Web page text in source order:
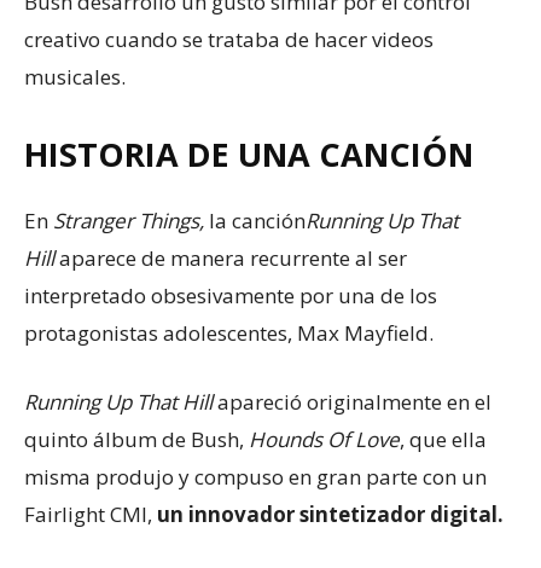
creativo cuando se trataba de hacer videos
musicales.
HISTORIA DE UNA CANCIÓN
En Stranger Things, la canciónRunning Up That
Hillaparece de manera recurrente al ser
interpretado obsesivamente por una de los
protagonistas adolescentes, Max Mayfield.
Running Up That Hillapareció originalmente en el
quinto álbum de Bush, Hounds Of Love, que ella
misma produjo y compuso en gran parte con un
Fairlight CMI, un innovador sintetizador digital.